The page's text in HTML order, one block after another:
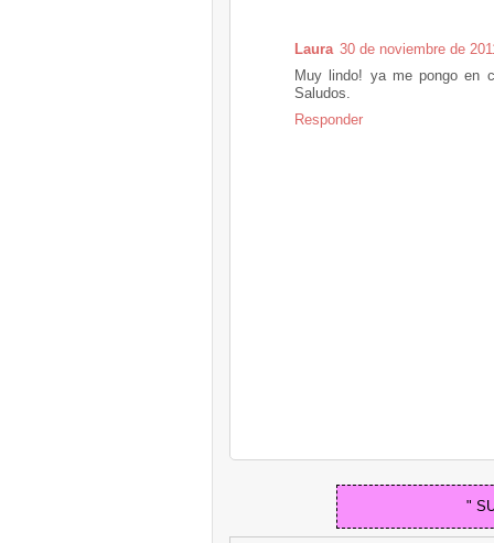
Laura 30 de noviembre de
Muy lindo! ya me pongo en
Saludos.
Responder
"